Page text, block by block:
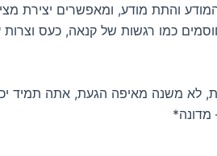
והתת מודע, ומאפשרים יצירת
כמו רגשות של קנאה, כעס וצרות
משנה מאיפה הגעת, אתה תמיד
מדונה*